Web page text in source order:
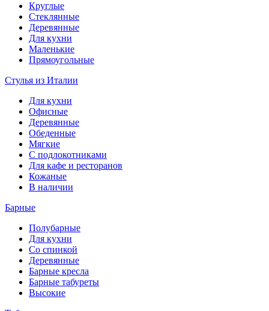
Круглые
Стеклянные
Деревянные
Для кухни
Маленькие
Прямоугольные
Стулья из Италии
Для кухни
Офисные
Деревянные
Обеденные
Мягкие
С подлокотниками
Для кафе и ресторанов
Кожаные
В наличии
Барные
Полубарные
Для кухни
Со спинкой
Деревянные
Барные кресла
Барные табуреты
Высокие